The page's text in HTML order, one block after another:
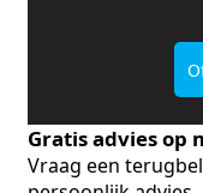
Gratis advies op
Vraag een